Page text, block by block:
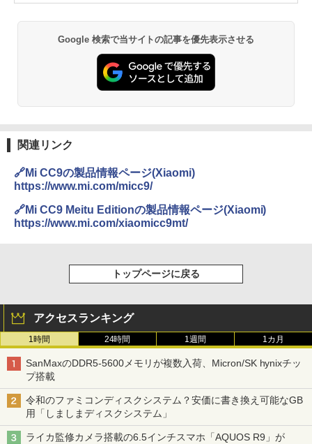
Google 検索で当サイトの記事を優先表示させる
関連リンク
🔗Mi CC9の製品情報ページ(Xiaomi)
https://www.mi.com/micc9/
🔗Mi CC9 Meitu Editionの製品情報ページ(Xiaomi)
https://www.mi.com/xiaomicc9mt/
トップページに戻る
アクセスランキング
1時間 24時間 1週間 1カ月
SanMaxのDDR5-5600メモリが複数入荷、Micron/SK hynixチッ
プ搭載
令和のファミコンディスクシステム？安価に書き換え可能なGB
用「しましまディスクシステム」
ライカ監修カメラ搭載の6.5インチスマホ「AQUOS R9」が